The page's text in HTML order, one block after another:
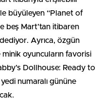
büyüleyen “Planet of
beş Mart’tan itibaren
Ayrıca, özgün
oyuncuların favorisi
Dollhouse: Ready to
numaralı gününe